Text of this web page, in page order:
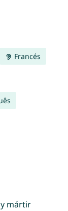
Francés
mártir